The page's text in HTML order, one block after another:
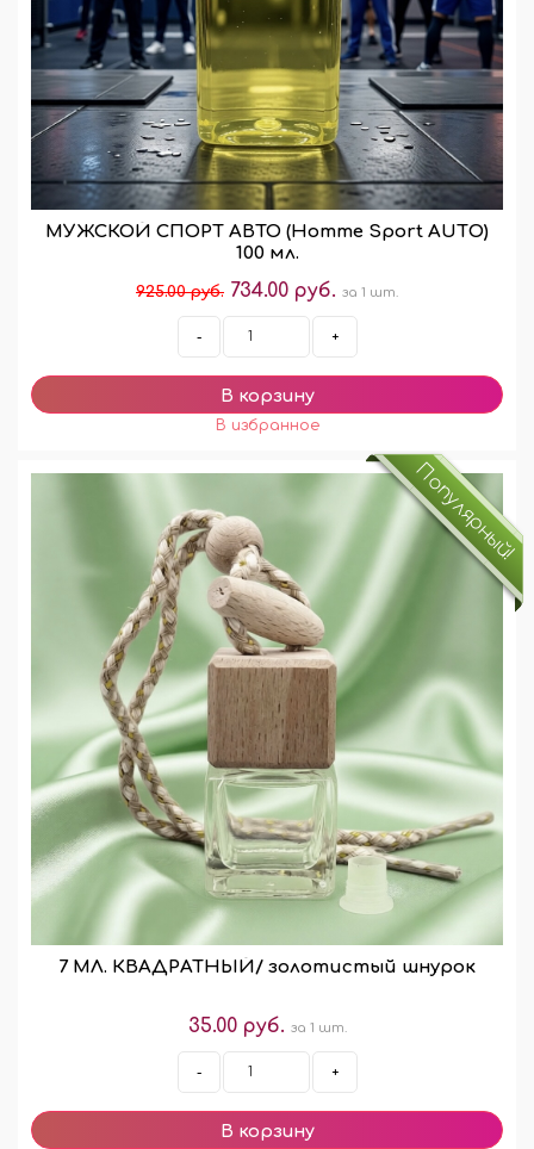
МУЖСКОЙ СПОРТ АВТО (Homme Sport AUTО)
100 мл.
925.00 руб. 734.00 руб. за 1 шт.
- +
Популярный!
7 МЛ. КВАДРАТНЫЙ/ золотистый шнурок
35.00 руб. за 1 шт.
- +